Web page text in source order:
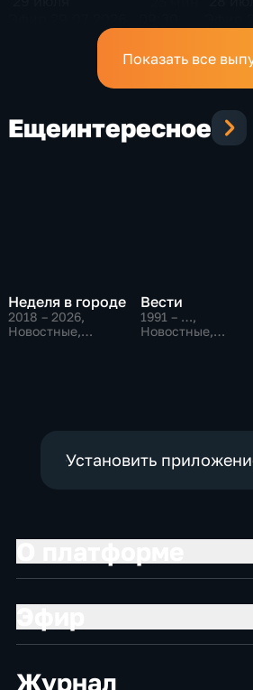
Показать все
Ещеинтересное
Неделя в городе
2018 – 2026,
Новостные,
Вести
1991 – …,
Новостные,
Установить
Журнал